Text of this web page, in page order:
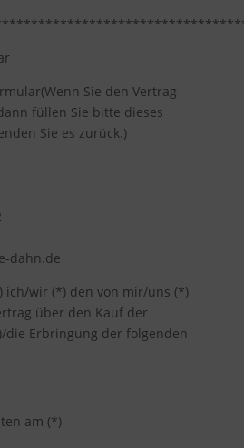
Sie den Vertrag
füllen Sie bitte dieses
Sie es zurück.)
dahn.de
ich/wir (*) den von mir/uns (*)
über den Kauf der
die Erbringung der folgenden
am (*)